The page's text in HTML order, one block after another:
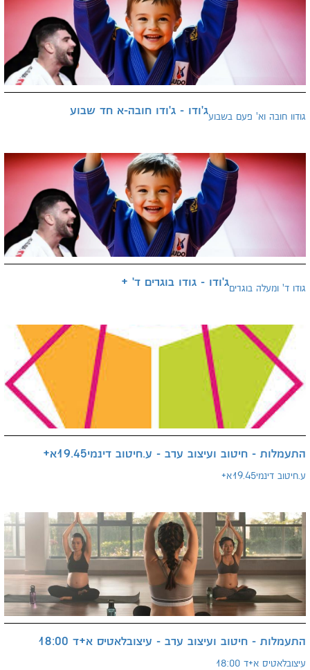
ג'ודו - ג'ודו חובה-א חד שבועגודוו חובה וא' פעם בשבוע
ג'ודו - גודו בוגרים ד' +גודו ד' ומעלה בוגרים
התעמלות - חיטוב ועיצוב ערב - ע.חיטוב דינמי19.45א+
ע.חיטוב דינמי19.45א+
התעמלות - חיטוב ועיצוב ערב - עיצובלאטיס א+ד 18:00
עיצובלאטיס א+ד 18:00